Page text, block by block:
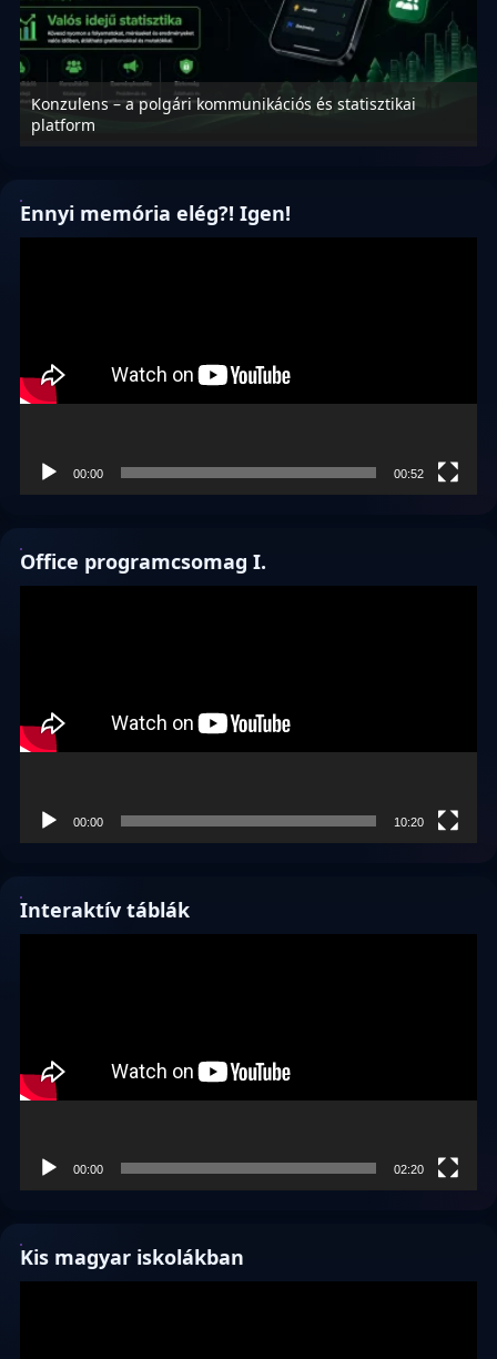
Konzulens – a polgári kommunikációs és statisztikai
platform
Ennyi memória elég?! Igen!
00:00 00:52
Office programcsomag I.
00:00 10:20
Interaktív táblák
00:00 02:20
Kis magyar iskolákban